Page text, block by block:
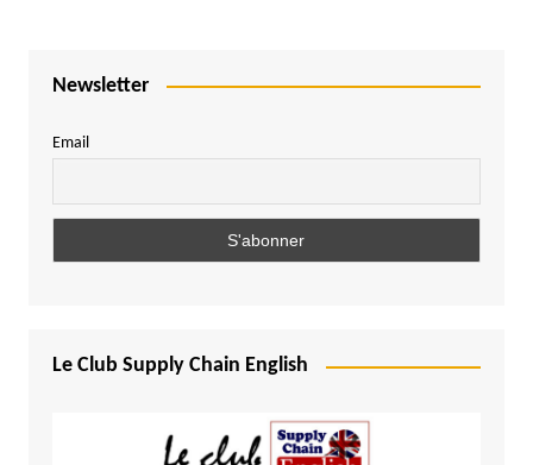
Newsletter
Email
Le Club Supply Chain English